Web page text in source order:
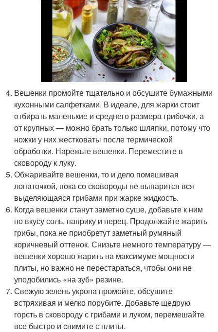
Вешенки промойте тщательно и обсушите бумажными
кухонными салфетками. В идеале, для жарки стоит
отбирать маленькие и среднего размера грибочки, а
от крупных — можно брать только шляпки, потому что
ножки у них жестковаты после термической
обработки. Нарежьте вешенки. Переместите в
сковороду к луку.
Обжаривайте вешенки, то и дело помешивая
лопаточкой, пока со сковороды не выпарится вся
выделяющаяся грибами при жарке жидкость.
Когда вешенки станут заметно суше, добавьте к ним
по вкусу соль, паприку и перец. Продолжайте жарить
грибы, пока не приобретут заметный румяный
коричневый оттенок. Снизьте немного температуру —
вешенки хорошо жарить на максимуме мощности
плиты, но важно не перестараться, чтобы они не
уподобились «на зуб» резине.
Свежую зелень укропа промойте, обсушите
встряхивая и мелко порубите. Добавьте щедрую
горсть в сковороду с грибами и луком, перемешайте
все быстро и снимите с плиты.